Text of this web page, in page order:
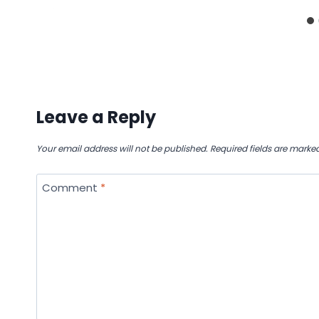
Leave a Reply
Your email address will not be published. Required fields are
Comment *